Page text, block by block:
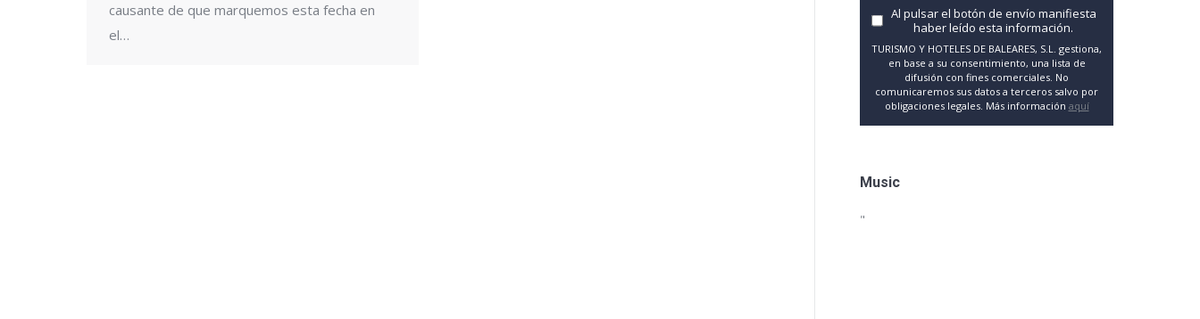
causante de que marquemos esta fecha en
el…
Al pulsar el botón de envío manifiesta
haber leído esta información.
TURISMO Y HOTELES DE BALEARES, S.L. gestiona,
en base a su consentimiento, una lista de
difusión con fines comerciales. No
comunicaremos sus datos a terceros salvo por
obligaciones legales. Más información aquí
Music
"